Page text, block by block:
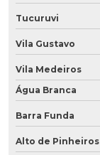
Tucuruvi
Vila Gustavo
Vila Medeiros
Água Branca
Barra Funda
Alto de Pinheiros